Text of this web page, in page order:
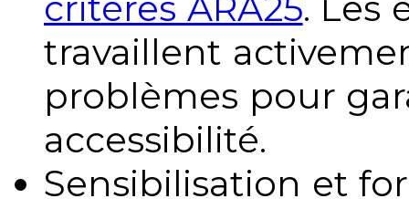
travaillent
problèmes pour
accessibilité.
Sensibilisation et